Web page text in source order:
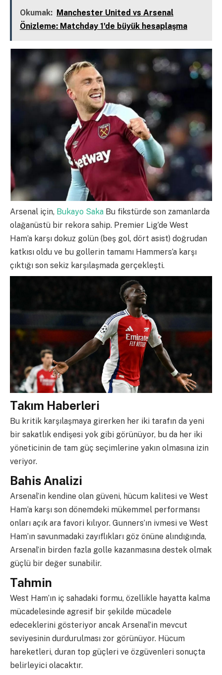
Okumak: Manchester United vs Arsenal
Önizleme: Matchday 1'de büyük hesaplaşma
Arsenal için, Bukayo Saka Bu fikstürde son zamanlarda
olağanüstü bir rekora sahip. Premier Lig’de West
Ham’a karşı dokuz golün (beş gol, dört asist) doğrudan
katkısı oldu ve bu gollerin tamamı Hammers’a karşı
çıktığı son sekiz karşılaşmada gerçekleşti.
Takım Haberleri
Bu kritik karşılaşmaya girerken her iki tarafın da yeni
bir sakatlık endişesi yok gibi görünüyor, bu da her iki
yöneticinin de tam güç seçimlerine yakın olmasına izin
veriyor.
Bahis Analizi
Arsenal’in kendine olan güveni, hücum kalitesi ve West
Ham’a karşı son dönemdeki mükemmel performansı
onları açık ara favori kılıyor. Gunners’ın ivmesi ve West
Ham’ın savunmadaki zayıflıkları göz önüne alındığında,
Arsenal’in birden fazla golle kazanmasına destek olmak
güçlü bir değer sunabilir.
Tahmin
West Ham’ın iç sahadaki formu, özellikle hayatta kalma
mücadelesinde agresif bir şekilde mücadele
edeceklerini gösteriyor ancak Arsenal’in mevcut
seviyesinin durdurulması zor görünüyor. Hücum
hareketleri, duran top güçleri ve özgüvenleri sonuçta
belirleyici olacaktır.